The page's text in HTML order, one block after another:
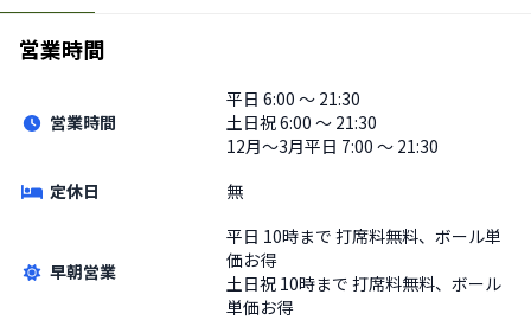
営業時間
営業時間
平日 6:00 〜 21:30
土日祝6:00 〜 21:30
12月〜3月平日 7:00 〜 21:30
定休日
無
早朝営業
平日 10時まで 打席料無料、ボール単
価お得
土日祝 10時まで 打席料無料、ボール
単価お得